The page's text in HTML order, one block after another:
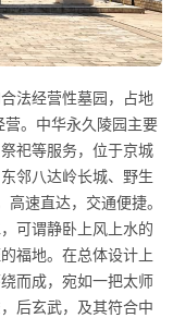
法经营性墓园，占地
。中华永久陵园主要
祀等服务，位于京城
邻八达岭长城、野生
速直达，交通便捷。
可谓静卧上风上水的
福地。在总体设计上
而成，宛如一把太师
后玄武，及其符合中